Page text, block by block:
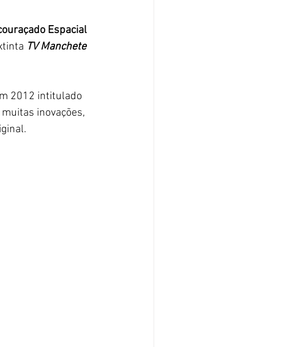
Espacial
TV Manchete
2012 intitulado
inovações,